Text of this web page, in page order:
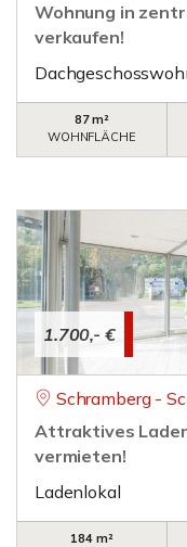
Wohnung in
verkaufen!
87 m²
WOHNFLÄCHE
1.700,- €
Schramberg -
Attraktives
vermieten!
Ladenlokal
184 m²